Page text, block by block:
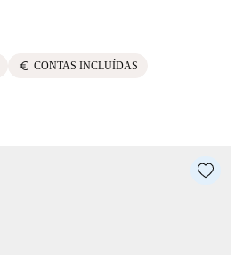
euro CONTAS INCLUÍDAS